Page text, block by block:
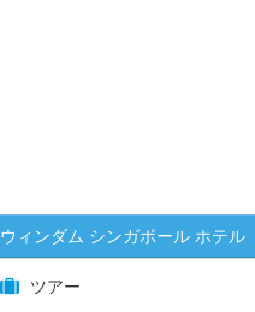
ウィンダム シンガポール ホテル
ツアー